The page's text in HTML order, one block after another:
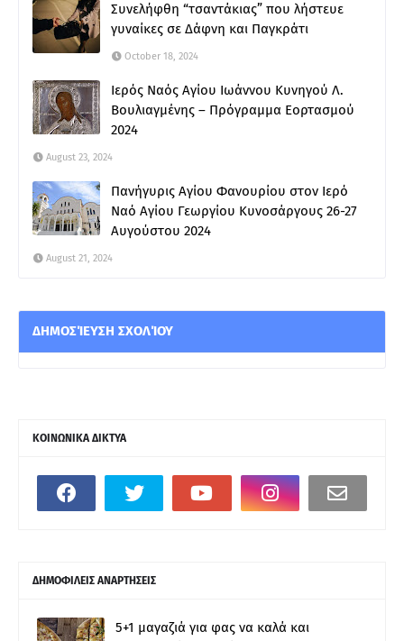
Συνελήφθη “τσαντάκιας” που λήστευε
γυναίκες σε Δάφνη και Παγκράτι
October 18, 2024
Ιερός Ναός Αγίου Ιωάννου Κυνηγού Λ.
Βουλιαγμένης – Πρόγραμμα Εορτασμού
2024
August 23, 2024
Πανήγυρις Αγίου Φανουρίου στον Ιερό
Ναό Αγίου Γεωργίου Κυνοσάργους 26-27
Αυγούστου 2024
August 21, 2024
ΔΗΜΟΣΊΕΥΣΗ ΣΧΟΛΊΟΥ
ΚΟΙΝΩΝΙΚΑ ΔΙΚΤΥΑ
ΔΗΜΟΦΙΛΕΙΣ ΑΝΑΡΤΗΣΕΙΣ
5+1 μαγαζιά για φας να καλά και